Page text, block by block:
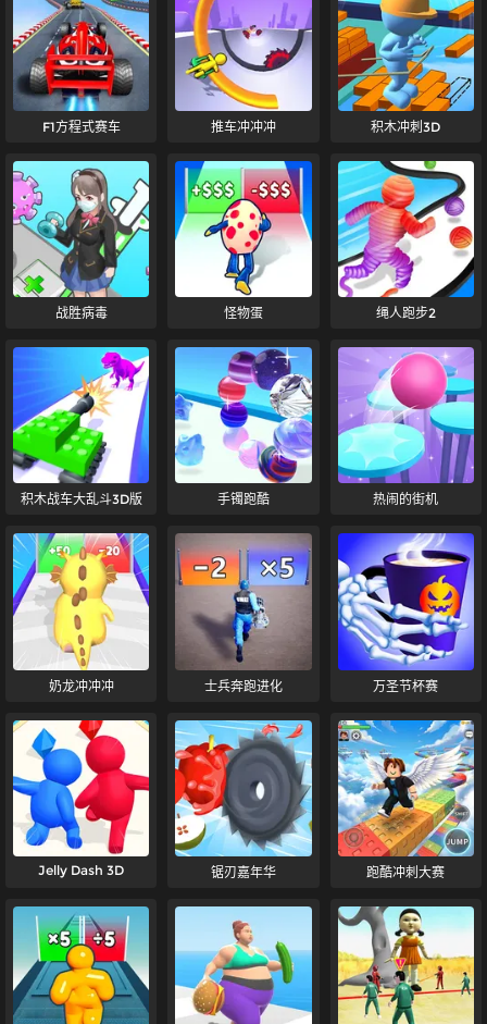
F1方程式赛车 推车冲冲冲 积木冲刺3D
战胜病毒 怪物蛋 绳人跑步2
积木战车大乱斗3D版 手镯跑酷 热闹的街机
奶龙冲冲冲 士兵奔跑进化 万圣节杯赛
Jelly Dash 3D 锯刃嘉年华 跑酷冲刺大赛